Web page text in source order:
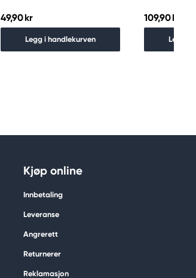
49,90 kr
Legg i handlekurven
109,90 kr
Legg i
Kjøp online
Innbetaling
Leveranse
Angrerett
Returnerer
Reklamasjon